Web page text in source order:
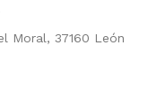
Moral, 37160 León